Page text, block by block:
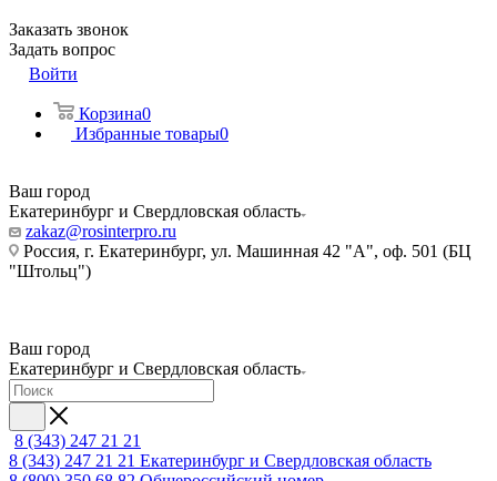
Заказать звонок
Задать вопрос
Войти
Корзина0
Избранные товары0
Ваш город
Екатеринбург и Свердловская область
zakaz@rosinterpro.ru
Россия, г. Екатеринбург, ул. Машинная 42 "А", оф. 501 (БЦ
"Штольц")
Ваш город
Екатеринбург и Свердловская область
8 (343) 247 21 21
8 (343) 247 21 21 Екатеринбург и Свердловская область